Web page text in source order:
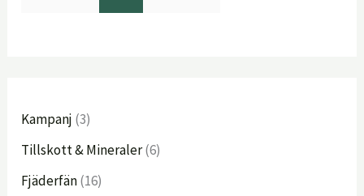
Kampanj 3
Tillskott & Mineraler 6
Fjäderfän 16